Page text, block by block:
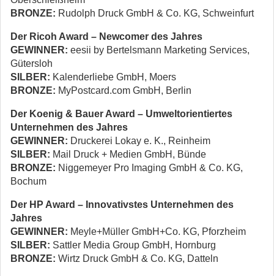
BRONZE: Rudolph Druck GmbH & Co. KG, Schweinfurt
Der Ricoh Award – Newcomer des Jahres
GEWINNER: eesii by Bertelsmann Marketing Services,
Gütersloh
SILBER: Kalenderliebe GmbH, Moers
BRONZE: MyPostcard.com GmbH, Berlin
Der Koenig & Bauer Award – Umweltorientiertes
Unternehmen des Jahres
GEWINNER: Druckerei Lokay e. K., Reinheim
SILBER: Mail Druck + Medien GmbH, Bünde
BRONZE: Niggemeyer Pro Imaging GmbH & Co. KG,
Bochum
Der HP Award – Innovativstes Unternehmen des
Jahres
GEWINNER: Meyle+Müller GmbH+Co. KG, Pforzheim
SILBER: Sattler Media Group GmbH, Hornburg
BRONZE: Wirtz Druck GmbH & Co. KG, Datteln